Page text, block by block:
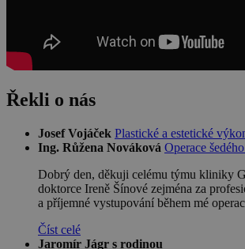
Řekli o nás
Josef Vojáček Plastické a estetické
Ing. Růžena Nováková Operace
Dobrý den, děkuji celému týmu kliniky
doktorce Ireně Šínové zejména za
a příjemné vystupování během mé
Číst celé
Jaromír Jágr s rodinou